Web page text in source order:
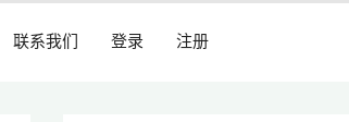
联系我们 登录 注册